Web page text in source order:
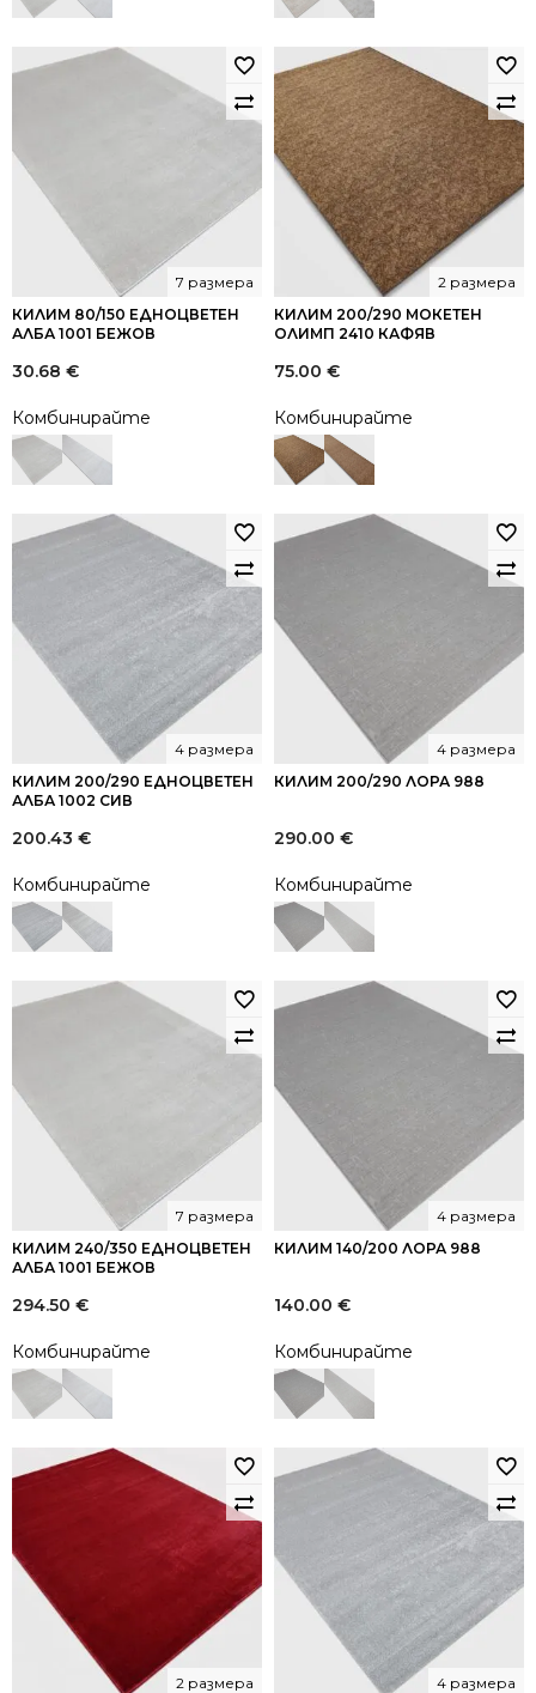
КИЛИМ 80/150 ЕДНОЦВЕТЕН
АЛБА 1001 БЕЖОВ
7 размера
30.68 €
Комбинирайте
КИЛИМ 200/290 МОКЕТЕН
ОЛИМП 2410 КАФЯВ
2 размера
75.00 €
Комбинирайте
КИЛИМ 200/290 ЕДНОЦВЕТЕН
АЛБА 1002 СИВ
4 размера
200.43 €
Комбинирайте
КИЛИМ 200/290 ЛОРА 988
4 размера
290.00 €
Комбинирайте
КИЛИМ 240/350 ЕДНОЦВЕТЕН
АЛБА 1001 БЕЖОВ
7 размера
294.50 €
Комбинирайте
КИЛИМ 140/200 ЛОРА 988
4 размера
140.00 €
Комбинирайте
2 размера 4 размера